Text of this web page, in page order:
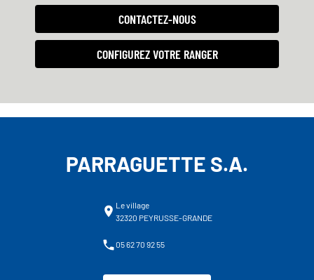
CONTACTEZ-NOUS
CONFIGUREZ VOTRE RANGER
PARRAGUETTE S.A.
Le village
32320 PEYRUSSE-GRANDE
05 62 70 92 55